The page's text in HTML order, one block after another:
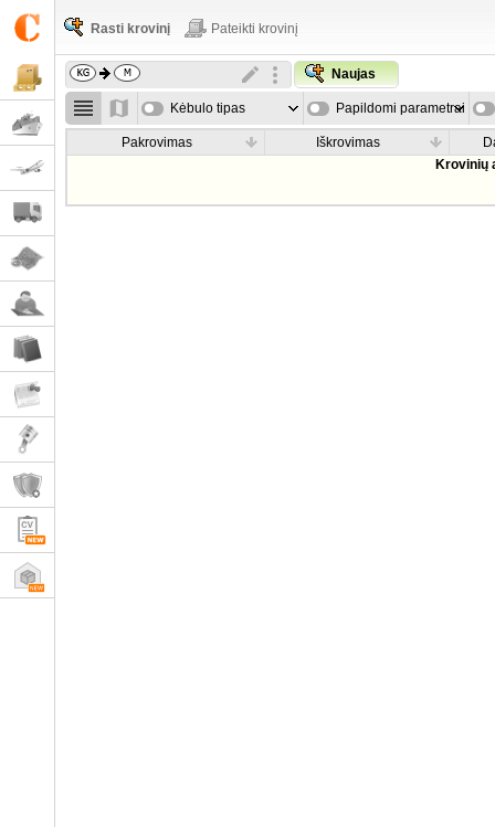
Rasti krovinį Pateikti krovinį
Naujas
Kėbulo tipas Papildomi parametrai
Pakrovimas Iškrovimas
Krovinių